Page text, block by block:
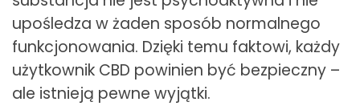
upośledza w żaden sposób normalnego
funkcjonowania. Dzięki temu faktowi, każdy
użytkownik CBD powinien być bezpieczny –
ale istnieją pewne wyjątki.